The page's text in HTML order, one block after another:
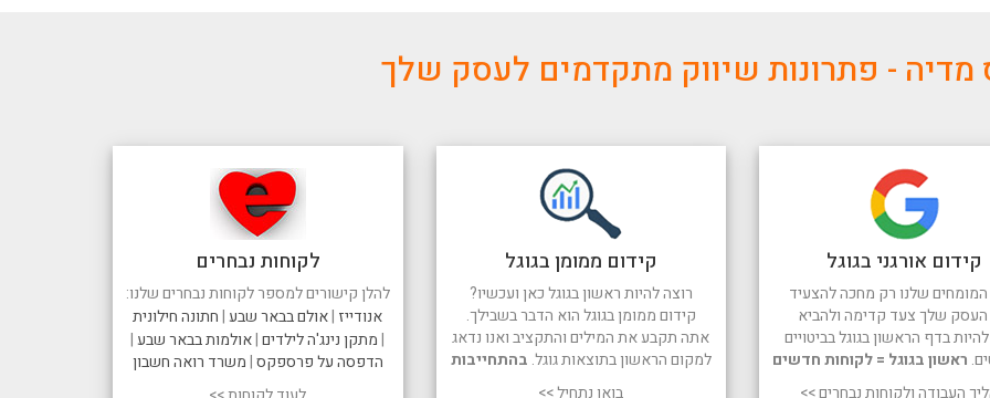
מדיה - פתרונות שיווק מתקדמים לעסק שלך
לקוחות נבחרים
להלן קישורים למספר לקוחות נבחרים שלנו:
אנודייז |אולם בבאר שבע|חתונה חילונית
|מתקן נינג'ה לילדים |אולמות בבאר שבע|
הדפסה על פרספקס|משרד רואה חשבון
קידום ממומן בגוגל
רוצה להיות ראשון בגוגל כאן ועכשיו?
קידום ממומן בגוגל הוא הדבר בשבילך.
אתה תקבע את המילים והתקציב ואנו נדאג
למקום הראשון בתוצאות גוגל. בהתחייבות
בואו נתחיל >>
קידום אורגני בגוגל
המומחים שלנו רק מחכה להצעיד
שלך צעד קדימה ולהביא
בדף הראשון בגוגל בביטויים
ראשון בגוגל = לקוחות חדשים
העבודה ולקוחות נבחרים >>